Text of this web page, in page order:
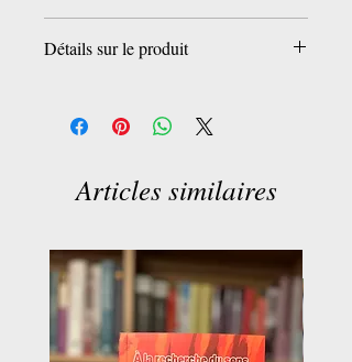
Détails sur le produit
Editeur :
Editions
Flammarion; Édition : Nouvelle (21 mai
Collection :Garnier Flammarion /
ISBN-10:2080712012
ISBN-13: 978-2080712011
Articles similaires